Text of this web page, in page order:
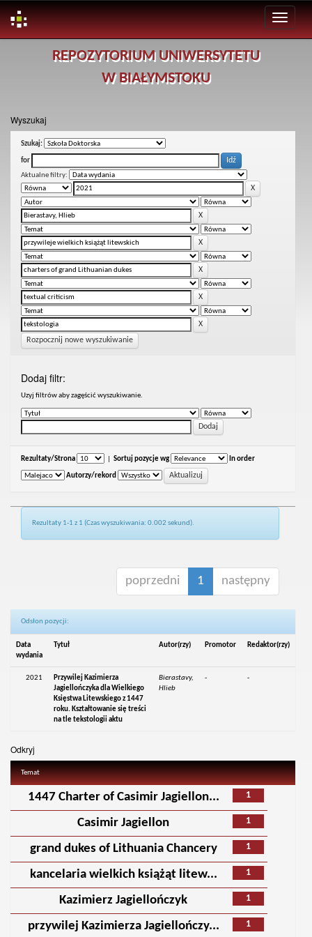
REPOZYTORIUM UNIWERSYTETU
W BIAŁYMSTOKU
Wyszukaj
Szukaj:
for
Aktualne filtry:
Rozpocznij nowe wyszukiwanie
Dodaj filtr:
Uzyj filtrów aby zagęścić wyszukiwanie.
Rezultaty/Strona Sortuj pozycje wg In order
Autorzy/rekord
Rezultaty 1-1 z 1 (Czas wyszukiwania: 0.002 sekund).
poprzedni 1 następny
Odsłon pozycji:
Data
wydania
Tytuł Autor(rzy) Promotor Redaktor(rzy)
2021
Przywilej Kazimierza
Jagiellończyka dla Wielkiego
Księstwa Litewskiego z 1447
roku. Kształtowanie się treści
na tle tekstologii aktu
Bierastavy,
Hlieb
- -
Odkryj
Temat
1
1447 Charter of Casimir Jagiellon...
1
Casimir Jagiellon
1
grand dukes of Lithuania Chancery
1
kancelaria wielkich książąt litew...
1
Kazimierz Jagiellończyk
1
przywilej Kazimierza Jagiellończy...